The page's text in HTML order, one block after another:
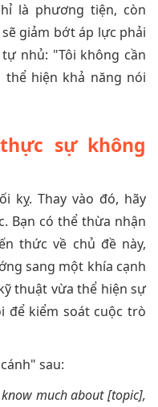
là phương tiện, còn
giảm bớt áp lực phải
nhủ: "Tôi không cần
thể hiện khả năng nói
sự không
kỵ. Thay vào đó, hãy
Bạn có thể thừa nhận
thức về chủ đề này,
sang một khía cạnh
thuật vừa thể hiện sự
để kiểm soát cuộc trò
sau:
much about [topic],